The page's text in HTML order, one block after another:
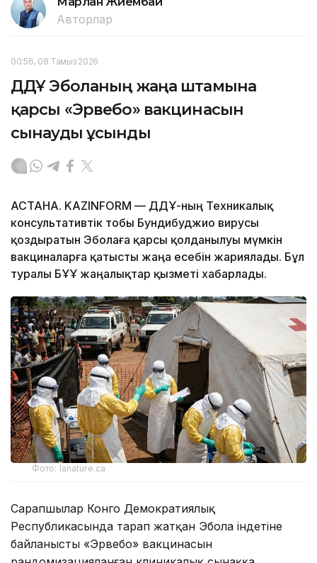
Авторлар
00:56, 08 Тамыз 2026
ДДҰ Эболаның жаңа штамына
қарсы «Эрвебо» вакцинасын
сынауды ұсынды
АСТАНА. KAZINFORM — ДДҰ-ның Техникалық
консультативтік тобы Бундибуджио вирусы
қоздыратын Эболаға қарсы қолданылуы мүмкін
вакциналарға қатысты жаңа есебін жариялады. Бұл
туралы БҰҰ жаңалықтар қызметі хабарлады.
Фото: lanature.ca
Сарапшылар Конго Демократиялық
Республикасында тарап жатқан Эбола індетіне
байланысты «Эрвебо» вакцинасын